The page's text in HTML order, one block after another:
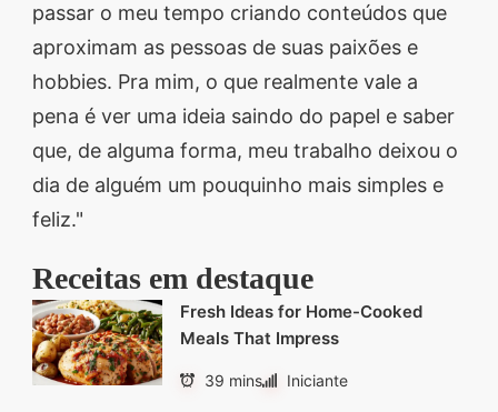
passar o meu tempo criando conteúdos que
aproximam as pessoas de suas paixões e
hobbies. Pra mim, o que realmente vale a
pena é ver uma ideia saindo do papel e saber
que, de alguma forma, meu trabalho deixou o
dia de alguém um pouquinho mais simples e
feliz."
Receitas em destaque
Fresh Ideas for Home-Cooked
Meals That Impress
39 mins Iniciante